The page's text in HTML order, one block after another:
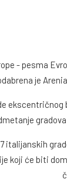
- pesma
je
italijanskih
koji će biti